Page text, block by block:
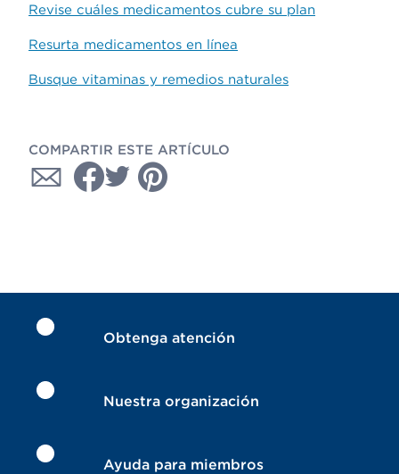
Revise cuáles medicamentos cubre su plan
Resurta medicamentos en línea
Busque vitaminas y remedios naturales
COMPARTIR ESTE ARTÍCULO
Obtenga atención
Nuestra organización
Ayuda para miembros